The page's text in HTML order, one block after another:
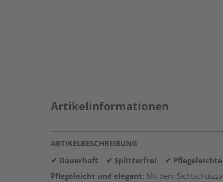
Artikelinformationen
ARTIKELBESCHREIBUNG
✔ Dauerhaft ✔ Splitterfrei ✔
Pflegeleicht und elegant: Mit dem